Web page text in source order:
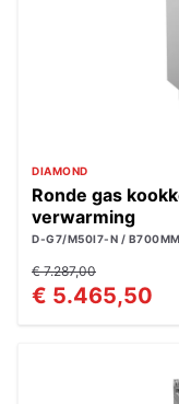
DIAMOND
Ronde gas
verwarming
D-G7/M50I7-N /
€ 7.287,00
€ 5.465,50